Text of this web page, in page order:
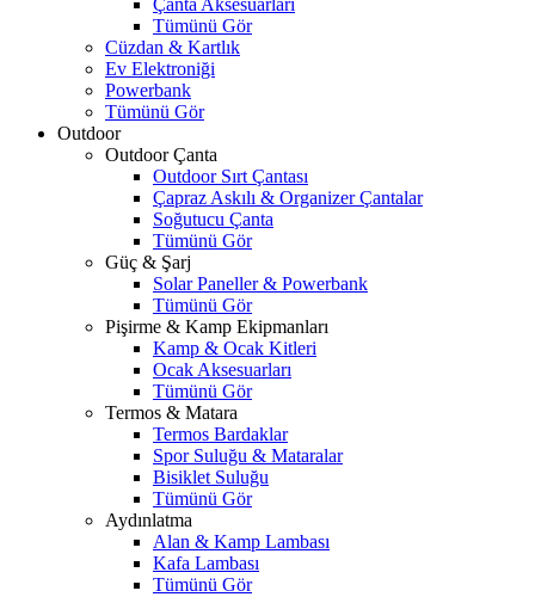
Çanta Aksesuarları
Tümünü Gör
Cüzdan & Kartlık
Ev Elektroniği
Powerbank
Tümünü Gör
Outdoor
Outdoor Çanta
Outdoor Sırt Çantası
Çapraz Askılı & Organizer Çantalar
Soğutucu Çanta
Tümünü Gör
Güç & Şarj
Solar Paneller & Powerbank
Tümünü Gör
Pişirme & Kamp Ekipmanları
Kamp & Ocak Kitleri
Ocak Aksesuarları
Tümünü Gör
Termos & Matara
Termos Bardaklar
Spor Suluğu & Mataralar
Bisiklet Suluğu
Tümünü Gör
Aydınlatma
Alan & Kamp Lambası
Kafa Lambası
Tümünü Gör